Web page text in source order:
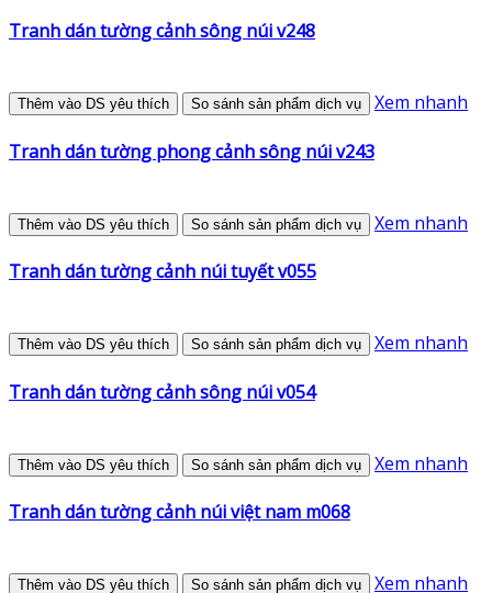
Tranh dán tường cảnh sông núi v248
Thêm vào DS yêu thích So sánh sản phẩm dịch vụ Xem nhanh
Tranh dán tường phong cảnh sông núi v243
Thêm vào DS yêu thích So sánh sản phẩm dịch vụ Xem nhanh
Tranh dán tường cảnh núi tuyết v055
Thêm vào DS yêu thích So sánh sản phẩm dịch vụ Xem nhanh
Tranh dán tường cảnh sông núi v054
Thêm vào DS yêu thích So sánh sản phẩm dịch vụ Xem nhanh
Tranh dán tường cảnh núi việt nam m068
Thêm vào DS yêu thích So sánh sản phẩm dịch vụ Xem nhanh